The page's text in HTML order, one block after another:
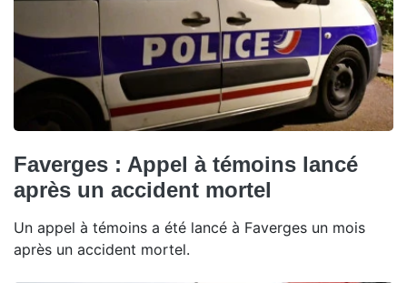
Faverges : Appel à témoins lancé
après un accident mortel
Un appel à témoins a été lancé à Faverges un mois
après un accident mortel.